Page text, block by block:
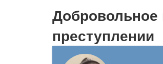
преступлении